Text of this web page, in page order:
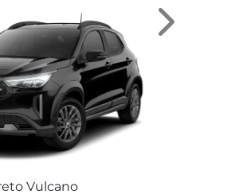
Vulcano
Next